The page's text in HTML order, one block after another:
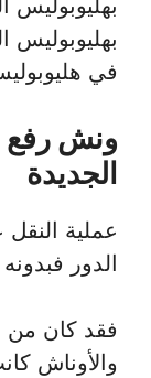
بهليوبوليس
بهليوبوليس
في
ونش رفع
الجديدة
عملية النقل
الدور
فقد كان من
والأوناش